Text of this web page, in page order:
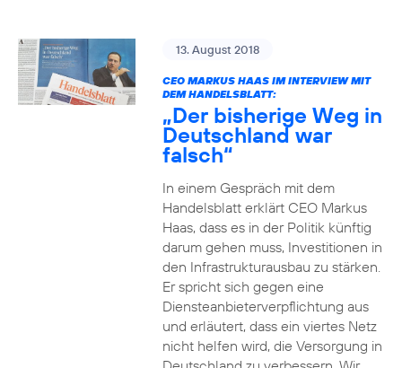
13. August 2018
CEO MARKUS HAAS IM INTERVIEW MIT
DEM HANDELSBLATT:
„Der bisherige Weg in
Deutschland war
falsch“
In einem Gespräch mit dem
Handelsblatt erklärt CEO Markus
Haas, dass es in der Politik künftig
darum gehen muss, Investitionen in
den Infrastrukturausbau zu stärken.
Er spricht sich gegen eine
Diensteanbieterverpflichtung aus
und erläutert, dass ein viertes Netz
nicht helfen wird, die Versorgung in